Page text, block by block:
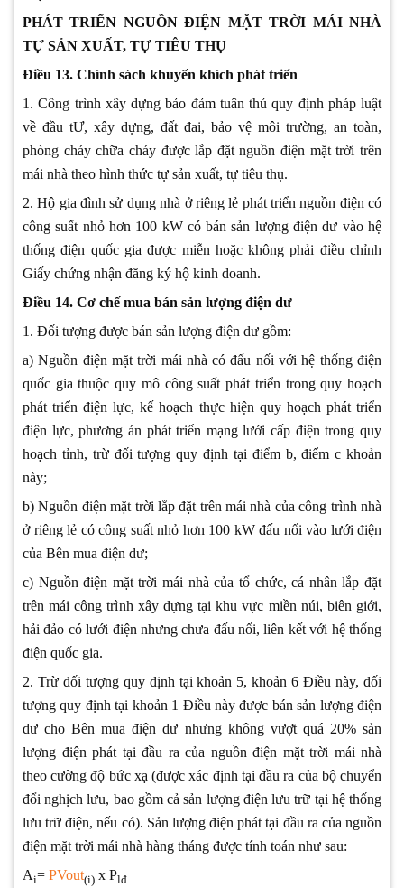
PHÁT TRIỂN NGUỒN ĐIỆN MẶT TRỜI MÁI NHÀ
TỰ SẢN XUẤT, TỰ TIÊU THỤ
Điều 13. Chính sách khuyến khích phát triển
1. Công trình xây dựng bảo đảm tuân thủ quy định pháp luật
về đầu tƯ, xây dựng, đất đai, bảo vệ môi trường, an toàn,
phòng cháy chữa cháy được lắp đặt nguồn điện mặt trời trên
mái nhà theo hình thức tự sản xuất, tự tiêu thụ.
2. Hộ gia đình sử dụng nhà ở riêng lẻ phát triển nguồn điện có
công suất nhỏ hơn 100 kW có bán sản lượng điện dư vào hệ
thống điện quốc gia được miễn hoặc không phải điều chỉnh
Giấy chứng nhận đăng ký hộ kinh doanh.
Điều 14. Cơ chế mua bán sản lượng điện dư
1. Đối tượng được bán sản lượng điện dư gồm:
a) Nguồn điện mặt trời mái nhà có đấu nối với hệ thống điện
quốc gia thuộc quy mô công suất phát triển trong quy hoạch
phát triển điện lực, kế hoạch thực hiện quy hoạch phát triển
điện lực, phương án phát triển mạng lưới cấp điện trong quy
hoạch tỉnh, trừ đối tượng quy định tại điểm b, điểm c khoản
này;
b) Nguồn điện mặt trời lắp đặt trên mái nhà của công trình nhà
ở riêng lẻ có công suất nhỏ hơn 100 kW đấu nối vào lưới điện
của Bên mua điện dư;
c) Nguồn điện mặt trời mái nhà của tổ chức, cá nhân lắp đặt
trên mái công trình xây dựng tại khu vực miền núi, biên giới,
hải đảo có lưới điện nhưng chưa đấu nối, liên kết với hệ thống
điện quốc gia.
2. Trừ đối tượng quy định tại khoản 5, khoản 6 Điều này, đối
tượng quy định tại khoản 1 Điều này được bán sản lượng điện
dư cho Bên mua điện dư nhưng không vượt quá 20% sản
lượng điện phát tại đầu ra của nguồn điện mặt trời mái nhà
theo cường độ bức xạ (được xác định tại đầu ra của bộ chuyển
đổi nghịch lưu, bao gồm cả sản lượng điện lưu trữ tại hệ thống
lưu trữ điện, nếu có). Sản lượng điện phát tại đầu ra của nguồn
điện mặt trời mái nhà hàng tháng được tính toán như sau:
Ai= PVout(i) x Plđ